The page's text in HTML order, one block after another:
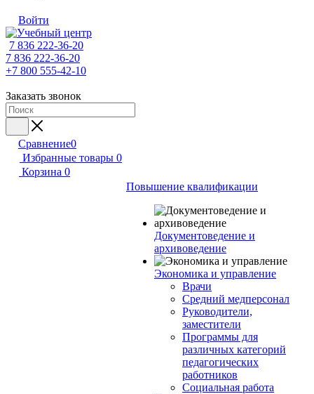
Войти
7 836 222-36-20
7 836 222-36-20
+7 800 555-42-10
Заказать звонок
Сравнение0
Избранные товары 0
Корзина 0
Повышение квалификации
Документоведение и
архивоведение
Экономика и управление
Врачи
Средний медперсонал
Руководители,
заместители
Программы для
различных категорий
педагогических
работников
Социальная работа